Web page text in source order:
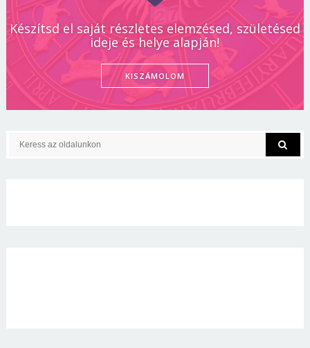
Készítsd el saját részletes elemzésed, születésed
ideje és helye alapján!
KISZÁMOLOM